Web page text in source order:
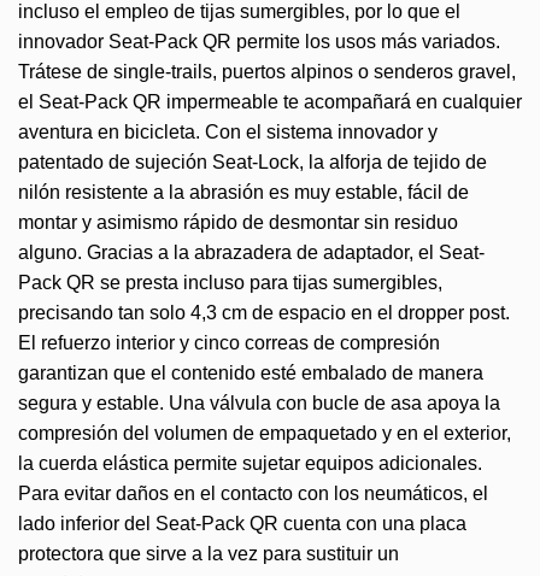
incluso el empleo de tijas sumergibles, por lo que el
innovador Seat-Pack QR permite los usos más variados.
Trátese de single-trails, puertos alpinos o senderos gravel,
el Seat-Pack QR impermeable te acompañará en cualquier
aventura en bicicleta. Con el sistema innovador y
patentado de sujeción Seat-Lock, la alforja de tejido de
nilón resistente a la abrasión es muy estable, fácil de
montar y asimismo rápido de desmontar sin residuo
alguno. Gracias a la abrazadera de adaptador, el Seat-
Pack QR se presta incluso para tijas sumergibles,
precisando tan solo 4,3 cm de espacio en el dropper post.
El refuerzo interior y cinco correas de compresión
garantizan que el contenido esté embalado de manera
segura y estable. Una válvula con bucle de asa apoya la
compresión del volumen de empaquetado y en el exterior,
la cuerda elástica permite sujetar equipos adicionales.
Para evitar daños en el contacto con los neumáticos, el
lado inferior del Seat-Pack QR cuenta con una placa
protectora que sirve a la vez para sustituir un